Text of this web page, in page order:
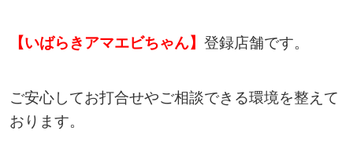
【いばらきアマエビちゃん】 登録店舗です。
ご安心してお打合せやご相談できる環境を整えて
おります。